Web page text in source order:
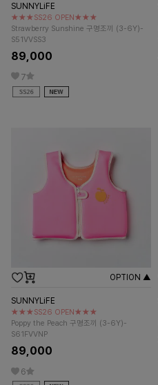
SUNNYLiFE
★★★SS26 OPEN★★★
Strawberry Sunshine 구명조끼 (3-6Y)-
S51VVSS3
89,000
7
OPTION ▲
SUNNYLiFE
★★★SS26 OPEN★★★
Poppy the Peach 구명조끼 (3-6Y)-
S61FVVNP
89,000
6